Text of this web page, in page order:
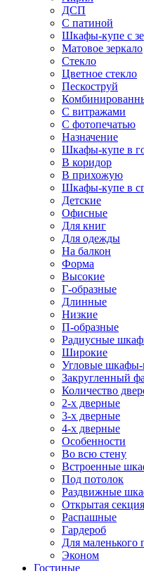
ДСП
С патиной
Шкафы-купе с
Матовое зеркало
Стекло
Цветное стекло
Пескоструй
С витражами
С фотопечатью
Назначение
Шкафы-купе в
В коридор
В прихожую
Шкафы-купе в
Детские
Офисные
Для книг
Для одежды
На балкон
Форма
Высокие
Г-образные
Длинные
Низкие
П-образные
Радиусные
Широкие
Угловые шкафы-
Закругленный
Количество
2-х дверные
3-х дверные
4-х дверные
Особенности
Во всю стену
Встроенные
Под потолок
Раздвижные
Открытая
Распашные
Гардероб
Для маленького
Эконом
Гостиные